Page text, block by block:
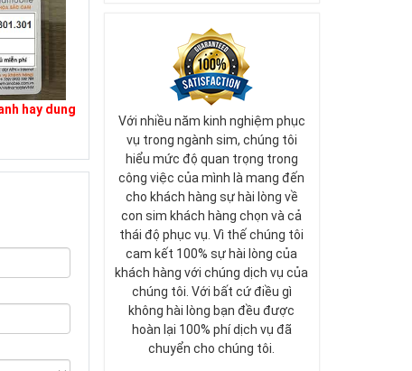
hay dung
Với nhiều năm kinh nghiệm phục
vụ trong ngành sim, chúng tôi
hiểu mức độ quan trọng trong
công việc của mình là mang đến
cho khách hàng sự hài lòng về
con sim khách hàng chọn và cả
thái độ phục vụ. Vì thế chúng tôi
cam kết 100% sự hài lòng của
khách hàng với chúng dịch vụ của
chúng tôi. Với bất cứ điều gì
không hài lòng bạn đều được
hoàn lại 100% phí dịch vụ đã
chuyển cho chúng tôi.